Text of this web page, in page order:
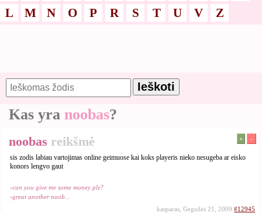
L
M N O P R S T U V Z
Kas yra noobas?
noobas reikšmė + -
sis zodis labiau vartojimas online geimuose kai koks playeris nieko nesugeba ar eisko
konors lengvo gaut
-can you give me some money plz?
-great another noob...
kasparas, Gegužės 21, 2009#12945